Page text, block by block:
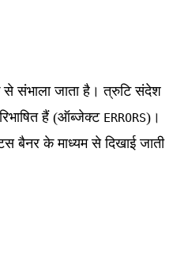
से संभाला जाता है। त्रुटि संदेश
हैं (ऑब्जेक्ट ERRORS)।
बैनर के माध्यम से दिखाई जाती